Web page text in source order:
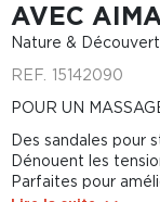
AVEC
Nature &
REF. 15142090
POUR UN
Des sandales pour
Dénouent les
Parfaites pour